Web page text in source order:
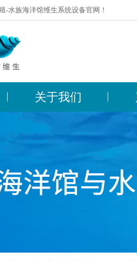
-水族海洋馆维生系统设备官网！
关于我们